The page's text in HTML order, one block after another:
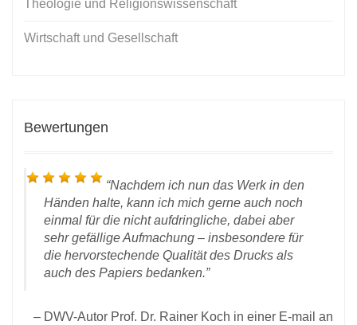
Theologie und Religionswissenschaft
Wirtschaft und Gesellschaft
Bewertungen
Nachdem ich nun das Werkin den
Händen halte, kann ich mich gerne auch noch
einmal für die nicht aufdringliche, dabei aber
sehr gefällige Aufmachung – insbesondere für
die hervorstechende Qualität des Drucks als
auch des Papiers bedanken.
DWV-Autor Prof. Dr. Rainer Koch in einer E-mail an